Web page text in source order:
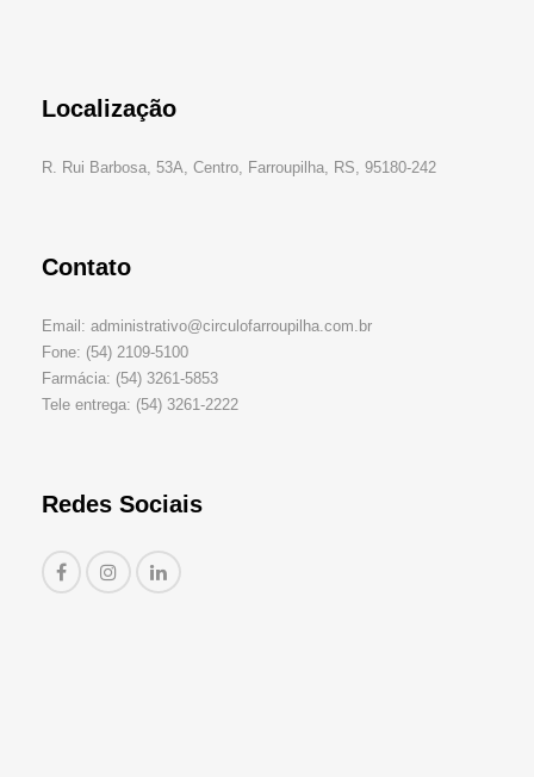
Localização
R. Rui Barbosa, 53A, Centro, Farroupilha, RS, 95180-242
Contato
Email: administrativo@circulofarroupilha.com.br
Fone: (54) 2109-5100
Farmácia: (54) 3261-5853
Tele entrega: (54) 3261-2222
Redes Sociais